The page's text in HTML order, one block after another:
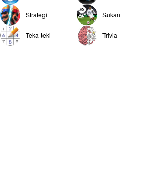
Strategi Sukan
Teka-teki Trivia